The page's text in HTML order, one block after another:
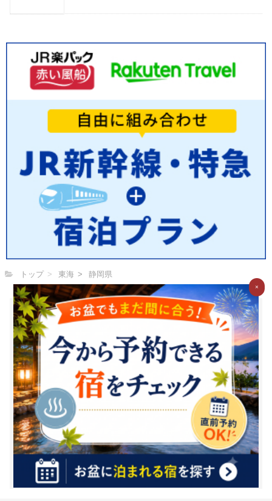
トップ 東海 静岡県
お湯たびで質問してみませんか？
お湯たびは、みんなが選んだホテルを検索できるホテル予約サイ
トです。質問/回答機能で相互アドバイスをすれば、マイル・電子
マネーに交換できるＧポイント(1Ｇポイント＝1円相当)がどんど
んたまる！
新規登録（無料）はこちら
※1Ｇ＝1円相当は、Ｇポイントの価値の目安となります。ポイント
交換時には、原則として交換手数料が発生します。（一部の交換パ
ートナーを除く）また、交換レートや最低交換数量がパートナーご
とに設定されているため、実質的には1円相当を下回ります。（一部
下回らない場合もございます）詳細は各パートナー毎の交換詳細ペ
ージをご確認ください。
×